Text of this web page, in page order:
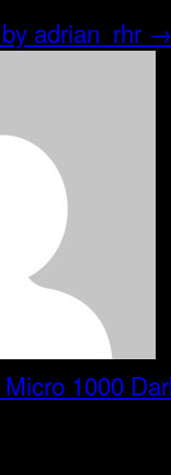
adrian_rhr →
1000